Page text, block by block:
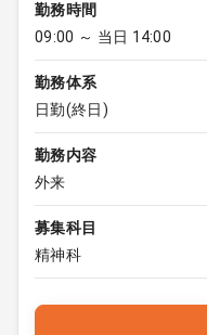
勤務時間
09:00 ～ 当日 14:00
勤務体系
日勤(終日)
勤務内容
外来
募集科目
精神科